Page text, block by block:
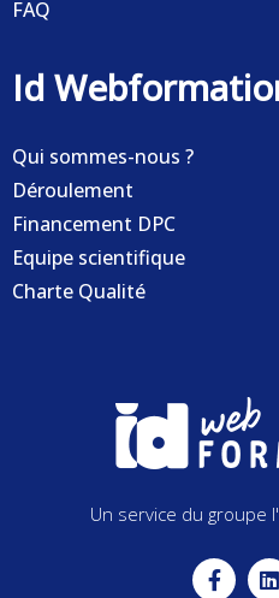
FAQ
Id
Qui sommes-nous ?
Déroulement
Financement DPC
Equipe scientifique
Charte Qualité
Un service du groupe